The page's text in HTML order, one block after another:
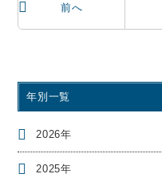
前へ
年別一覧
2026年
2025年